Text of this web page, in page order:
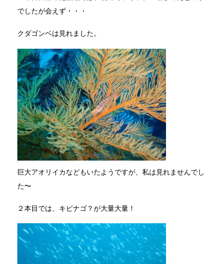
でしたが会えず・・・
クダゴンベは見れました。
巨大アオリイカなどもいたようですが、私は見れませんでし
た〜
２本目では、キビナゴ？が大量大量！